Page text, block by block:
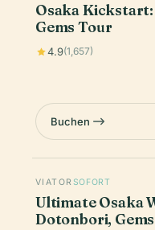
Osaka
Gems Tour
4.9(1,657)
Buchen
VIATOR SOFORT
Ultimate Osaka
Dotonbori,